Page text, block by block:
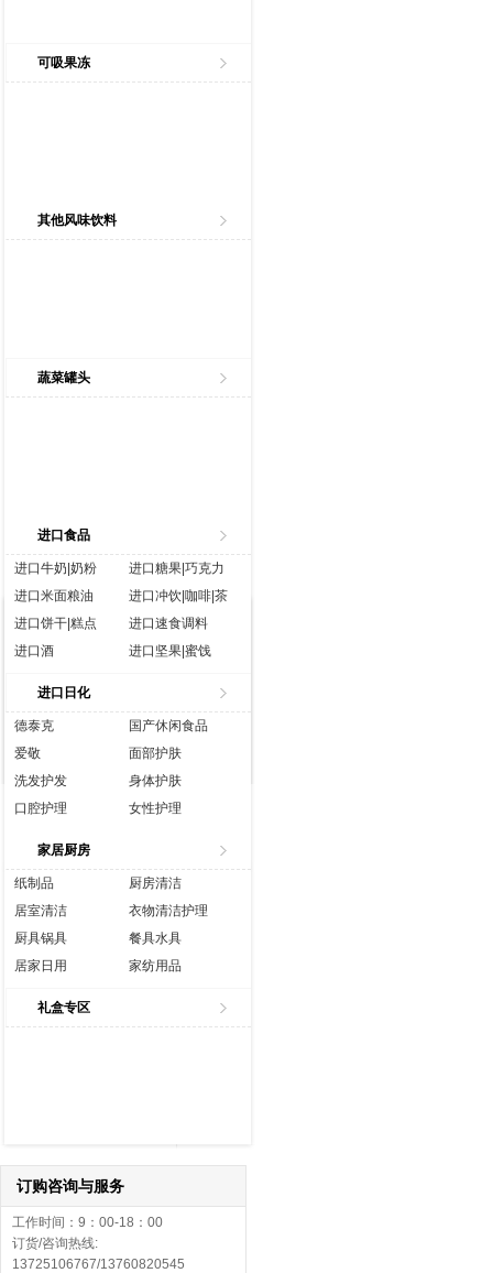
可吸果冻
其他风味饮料
蔬菜罐头
进口食品
进口牛奶|奶粉
进口糖果|巧克力
进口米面粮油
进口冲饮|咖啡|茶
进口饼干|糕点
进口速食调料
进口酒
进口坚果|蜜饯
进口日化
德泰克
国产休闲食品
爱敬
面部护肤
洗发护发
身体护肤
口腔护理
女性护理
家居厨房
纸制品
厨房清洁
居室清洁
衣物清洁护理
厨具锅具
餐具水具
居家日用
家纺用品
礼盒专区
订购咨询与服务
工作时间：9：00-18：00
订货/咨询热线:
13725106767/13760820545